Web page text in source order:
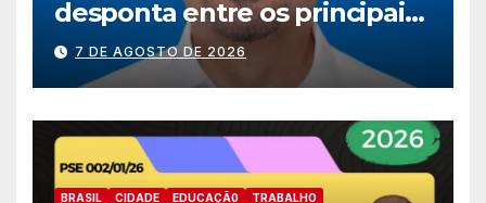
desponta entre os principais
nomes do União Brasil para
deputado estadual
7 DE AGOSTO DE 2026
BRASIL CIDADE EDUCAÇÃ0 TRABALHO